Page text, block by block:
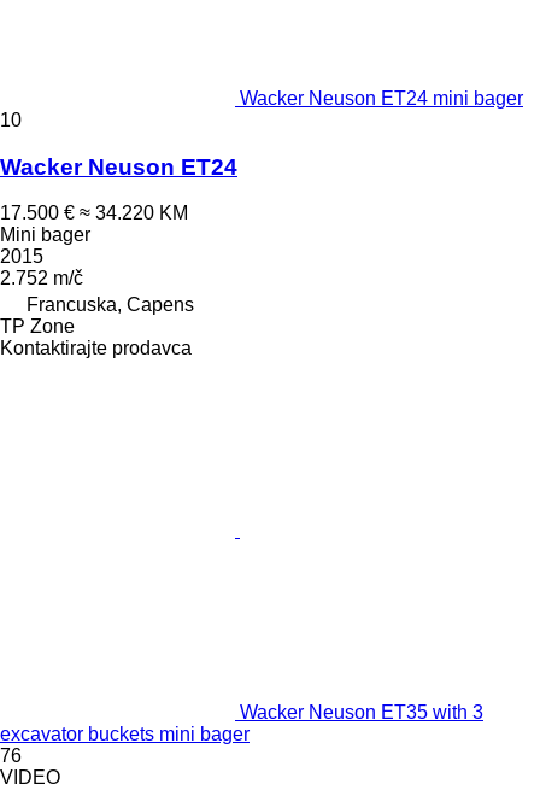
Wacker Neuson ET24 mini bager
10
Wacker Neuson ET24
17.500 € ≈ 34.220 KM
Mini bager
2015
2.752 m/č
Francuska, Capens
TP Zone
Kontaktirajte prodavca
Wacker Neuson ET35 with 3
excavator buckets mini bager
76
VIDEO